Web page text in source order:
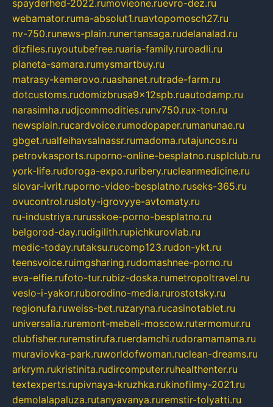
spayderhed-2022.rumovieone.ruevro-dez.ru
webamator.ruma-absolut1.ruavtopomosch27.ru
nv-750.runews-plain.runertansaga.rudelanalad.ru
dizfiles.ruyoutubefree.ruaria-family.ruroadli.ru
planeta-samara.rumysmartbuy.ru
matrasy-kemerovo.ruashanet.rutrade-farm.ru
dotcustoms.rudomizbrusa9x12spb.ruautodamp.ru
narasimha.rudjcommodities.runv750.rux-ton.ru
newsplain.rucardvoice.rumodopaper.rumanunae.ru
gbget.rualfeihavsalnassr.rumadoma.rutajuncos.ru
petrovkasports.ruporno-online-besplatno.rusplclub.ru
york-life.rudoroga-expo.ruribery.rucleanmedicine.ru
slovar-ivrit.ruporno-video-besplatno.ruseks-365.ru
ovucontrol.rusloty-igrovyye-avtomaty.ru
ru-industriya.rurusskoe-porno-besplatno.ru
belgorod-day.rudigilith.rupichkurovlab.ru
medic-today.rutaksu.rucomp123.rudon-ykt.ru
teensvoice.ruimgsharing.rudomashnee-porno.ru
eva-elfie.rufoto-tur.rubiz-doska.rumetropoltravel.ru
veslo-i-yakor.ruborodino-media.rurostotsky.ru
regionufa.ruweiss-bet.ruzaryna.rucasinotablet.ru
universalia.ruremont-mebeli-moscow.rutermomur.ru
clubfisher.ruremstirufa.ruerdamchi.rudoramamama.ru
muraviovka-park.ruworldofwoman.ruclean-dreams.ru
arkrym.rukristinita.rudircomputer.ruhealthenter.ru
textexperts.rupivnaya-kruzhka.rukinofilmy-2021.ru
demolalapaluza.rutanyavanya.ruremstir-tolyatti.ru